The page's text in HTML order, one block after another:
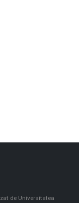
de Universitatea